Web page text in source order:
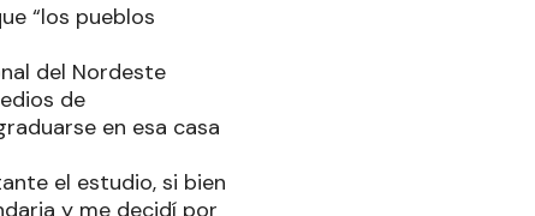
“los pueblos
del Nordeste
de
en esa casa
el estudio, si bien
y me decidí por